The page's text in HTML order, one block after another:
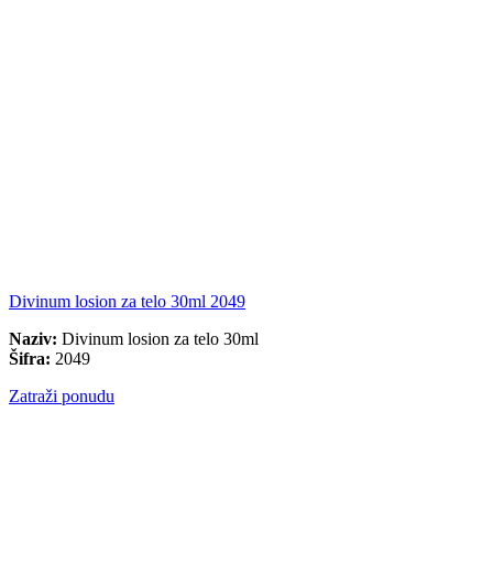
Divinum losion za telo 30ml 2049
Naziv: Divinum losion za telo 30ml
Šifra: 2049
Zatraži ponudu